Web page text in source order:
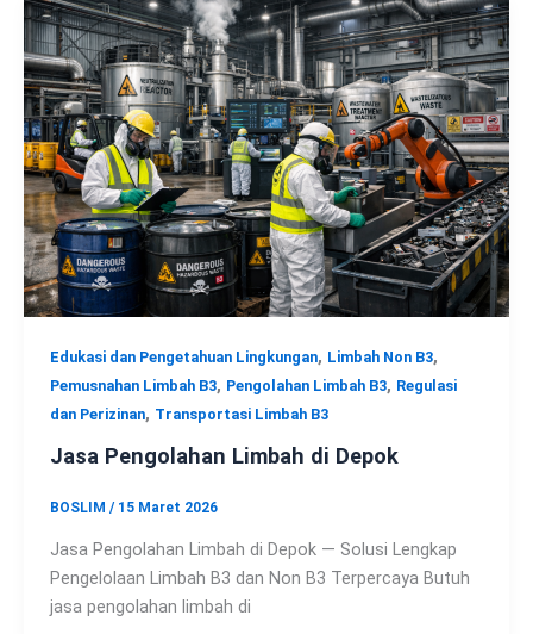
Edukasi dan Pengetahuan Lingkungan, Limbah Non B3,
Pemusnahan Limbah B3, Pengolahan Limbah B3, Regulasi
dan Perizinan, Transportasi Limbah B3
Jasa Pengolahan Limbah di Depok
BOSLIM / 15 Maret 2026
Jasa Pengolahan Limbah di Depok — Solusi Lengkap
Pengelolaan Limbah B3 dan Non B3 Terpercaya Butuh
jasa pengolahan limbah di